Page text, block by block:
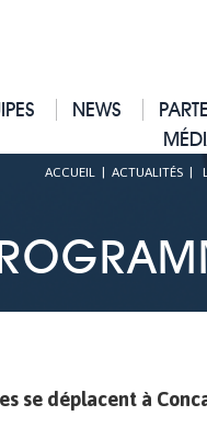
NEWS
ACCUEIL| ACTUALITÉS|
se déplacent à